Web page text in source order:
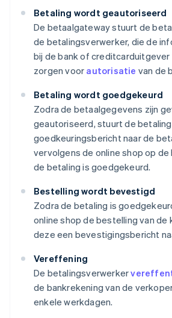
Betaling wordt geautoriseerd
De betaalgateway stuurt de
de betalingsverwerker, die de
bij de bank of creditcarduitgever
zorgen voor autorisatie van de
Betaling wordt goedgekeurd
Zodra de betaalgegevens zijn
geautoriseerd, stuurt de
goedkeuringsbericht naar de
vervolgens de online shop op
de betaling is goedgekeurd.
Bestelling wordt bevestigd
Zodra de betaling is
online shop de bestelling van de
deze een bevestigingsbericht
Vereffening
De betalingsverwerker
de bankrekening van de
enkele werkdagen.